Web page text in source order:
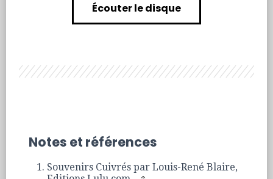
Écouter le disque
Notes et références
Souvenirs Cuivrés par Louis-René Blaire,